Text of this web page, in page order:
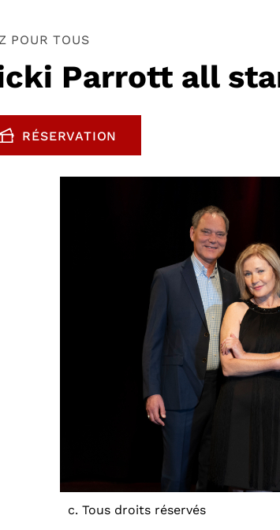
POUR TOUS
Parrott all
RÉSERVATION
, OUVRE UNE NOUVELLE
c. Tous droits réservés